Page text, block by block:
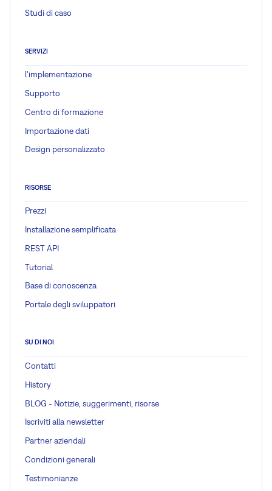
Studi di caso
SERVIZI
l'implementazione
Supporto
Centro di formazione
Importazione dati
Design personalizzato
RISORSE
Prezzi
Installazione semplificata
REST API
Tutorial
Base di conoscenza
Portale degli sviluppatori
SU DI NOI
Contatti
History
BLOG - Notizie, suggerimenti, risorse
Iscriviti alla newsletter
Partner aziendali
Condizioni generali
Testimonianze